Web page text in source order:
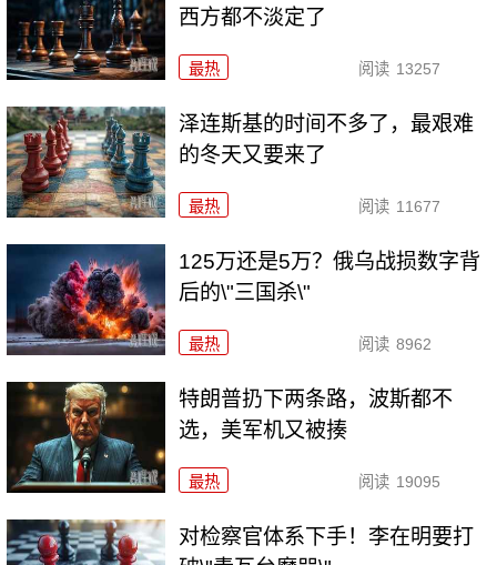
西方都不淡定了
最热 阅读 13257
泽连斯基的时间不多了，最艰难
的冬天又要来了
最热 阅读 11677
125万还是5万？俄乌战损数字背
后的\"三国杀\"
最热 阅读 8962
特朗普扔下两条路，波斯都不
选，美军机又被揍
最热 阅读 19095
对检察官体系下手！李在明要打